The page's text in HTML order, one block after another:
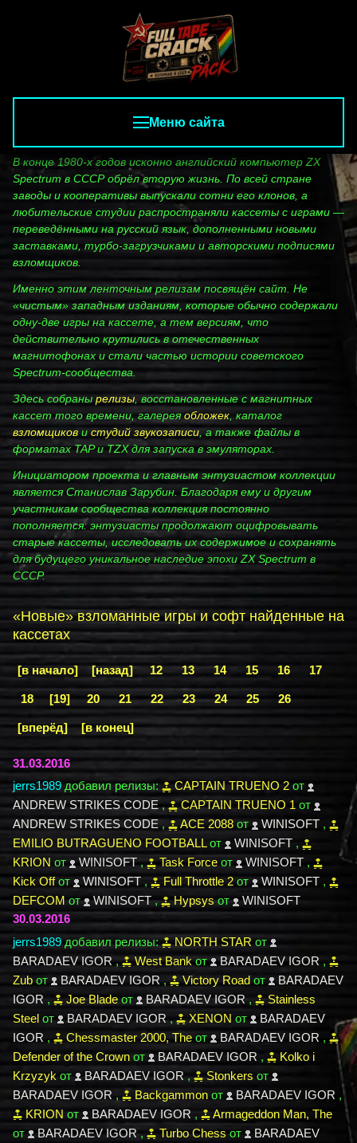
Меню сайта
В конце 1980‑х годов исконно английский компьютер ZX
Spectrum в СССР обрёл вторую жизнь. По всей стране
заводы и кооперативы выпускали сотни его клонов, а
любительские студии распространяли кассеты с играми —
переведёнными на русский язык, дополненными новыми
заставками, турбо‑загрузчиками и авторскими подписями
взломщиков.
Именно этим ленточным релизам посвящён сайт. Не
«чистым» западным изданиям, которые обычно содержали
одну‑две игры на кассете, а тем версиям, что
действительно крутились в отечественных
магнитофонах и стали частью истории советского
Spectrum‑сообщества.
Здесь собраны релизы , восстановленные с магнитных
кассет того времени, галереяобложек , каталог
взломщиков и студий звукозаписи , а также файлы в
форматах TAP и TZX для запуска в эмуляторах.
Инициатором проекта и главным энтузиастом коллекции
является Станислав Зарубин. Благодаря ему и другим
участникам сообщества коллекция постоянно
пополняется: энтузиасты продолжают оцифровывать
старые кассеты, исследовать их содержимое и сохранять
для будущего уникальное наследие эпохи ZX Spectrum в
СССР.
«Новые» взломанные игры и софт найденные на
кассетах
[в начало] [назад] 12 13 14 15 16 17
18 [19] 20 21 22 23 24 25 26
[вперёд] [в конец]
31.03.2016
jerrs1989 добавил релизы: CAPTAIN TRUENO 2 от
ANDREW STRIKES CODE , CAPTAIN TRUENO 1 от
ANDREW STRIKES CODE , ACE 2088 от WINISOFT ,
EMILIO BUTRAGUENO FOOTBALLот WINISOFT ,
KRION от WINISOFT , Task Force от WINISOFT ,
Kick Offот WINISOFT , Full Throttle 2 от WINISOFT ,
DEFCOMот WINISOFT , Hypsysот
WINISOFT
30.03.2016
jerrs1989 добавил релизы: NORTH STAR от
BARADAEV IGOR , West Bankот BARADAEV IGOR ,
Zub от BARADAEV IGOR , Victory Road от
BARADAEV
IGOR , Joe Blade от BARADAEV IGOR ,
Stainless
Steel от BARADAEV IGOR , XENON от
BARADAEV
IGOR , Chessmaster 2000, The от BARADAEV IGOR ,
Defender of the Crown от BARADAEV IGOR ,
Kolko i
Krzyzyk от BARADAEV IGOR , Stonkers от
BARADAEV IGOR , Backgammon от BARADAEV IGOR ,
KRION от BARADAEV IGOR ,
Armageddon Man, The
от
BARADAEV IGOR , Turbo Chess от
BARADAEV